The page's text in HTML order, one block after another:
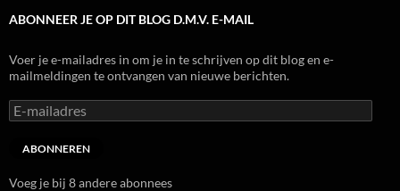
ABONNEER JE OP DIT BLOG D.M.V. E-MAIL
Voer je e-mailadres in om je in te schrijven op dit blog en e-
mailmeldingen te ontvangen van nieuwe berichten.
E-
mailadres
ABONNEREN
Voeg je bij 8 andere abonnees